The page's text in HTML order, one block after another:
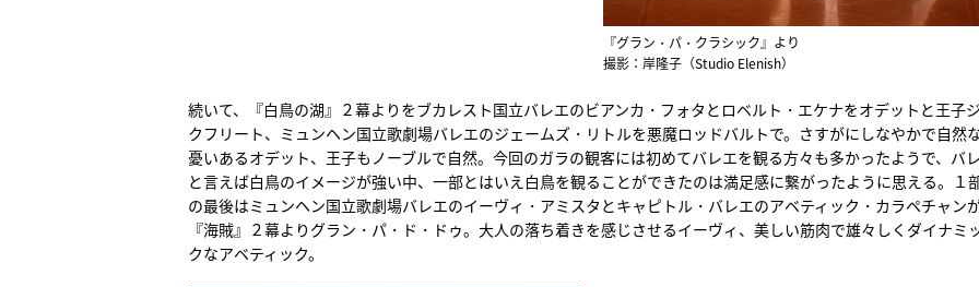
『グラン・パ・クラシック』より
撮影：岸隆子（Studio Elenish）
続いて、『白鳥の湖』２幕よりをブカレスト国立バレエのビアンカ・フォタとロベルト・エケナをオデットと王子
クフリート、ミュンヘン国立歌劇場バレエのジェームズ・リトルを悪魔ロッドバルトで。さすがにしなやかで自然
憂いあるオデット、王子もノーブルで自然。今回のガラの観客には初めてバレエを観る方々も多かったようで、バ
と言えば白鳥のイメージが強い中、一部とはいえ白鳥を観ることができたのは満足感に繋がったように思える。１
の最後はミュンヘン国立歌劇場バレエのイーヴィ・アミスタとキャピトル・バレエのアベティック・カラペチャン
『海賊』２幕よりグラン・パ・ド・ドゥ。大人の落ち着きを感じさせるイーヴィ、美しい筋肉で雄々しくダイナミ
クなアベティック。